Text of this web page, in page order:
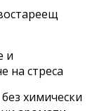
и
на стреса
химически